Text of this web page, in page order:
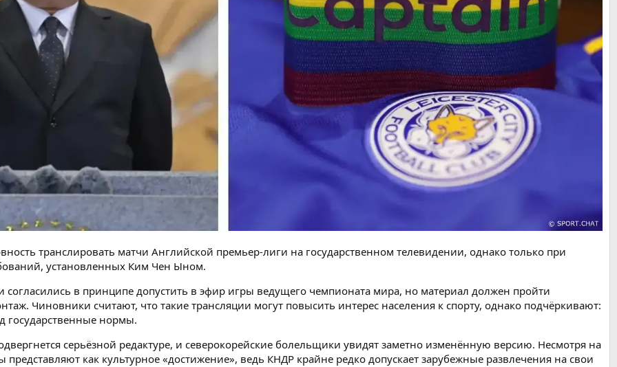
транслировать матчи Английской премьер-лиги на государственном телевидении, однако только при
установленных Ким Чен Ыном.
согласились в принципе допустить в эфир игры ведущего чемпионата мира, но материал должен пройти
Чиновники считают, что такие трансляции могут повысить интерес населения к спорту, однако подчёркивают:
государственные нормы.
серьёзной редактуре, и северокорейские болельщики увидят заметно изменённую версию. Несмотря на
представляют как культурное «достижение», ведь КНДР крайне редко допускает зарубежные развлечения на свои